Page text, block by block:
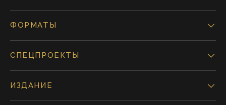
ФОРМАТЫ
СПЕЦПРОЕКТЫ
ИЗДАНИЕ